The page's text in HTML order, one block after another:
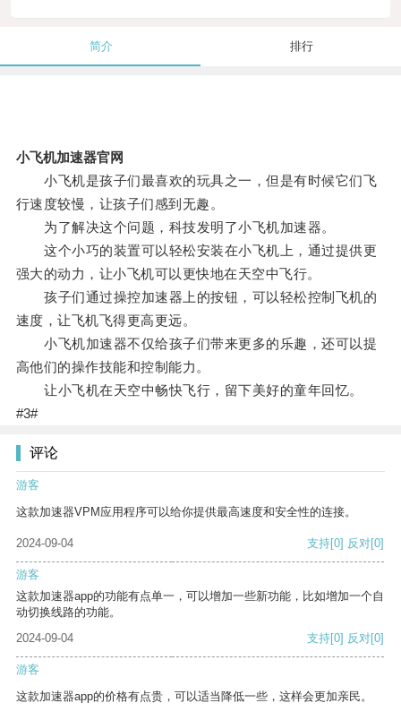
简介 排行
小飞机加速器官网
小飞机是孩子们最喜欢的玩具之一，但是有时候它们飞
行速度较慢，让孩子们感到无趣。
为了解决这个问题，科技发明了小飞机加速器。
这个小巧的装置可以轻松安装在小飞机上，通过提供更
强大的动力，让小飞机可以更快地在天空中飞行。
孩子们通过操控加速器上的按钮，可以轻松控制飞机的
速度，让飞机飞得更高更远。
小飞机加速器不仅给孩子们带来更多的乐趣，还可以提
高他们的操作技能和控制能力。
让小飞机在天空中畅快飞行，留下美好的童年回忆。
#3#
评论
游客
这款加速器VPM应用程序可以给你提供最高速度和安全性的连接。
2024-09-04 支持[0] 反对[0]
游客
这款加速器app的功能有点单一，可以增加一些新功能，比如增加一个自
动切换线路的功能。
2024-09-04
支持[0] 反对[0]
游客
这款加速器app的价格有点贵，可以适当降低一些，这样会更加亲民。